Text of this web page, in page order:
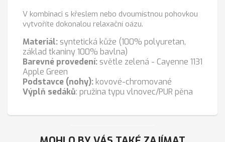
V kombinaci s křeslem nebo dvoumístnou pohovkou
vytvoříte dokonalou relaxační oázu.
Materiál:syntetická kůže (100% polyuretan,
základ tkaniny 100% bavlna)
Barevné provedení:světle zelená - Cayenne 1131
Apple Green
Podstavce (nohy):kovové-chromované
Výplň sedáků: pružina typu vlnovec/PUR pěna